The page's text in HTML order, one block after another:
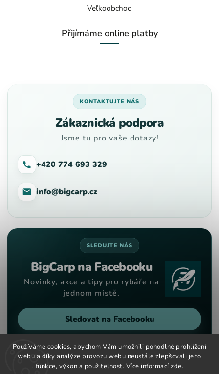
Používáme cookies, abychom Vám umožnili pohodlné prohlížení
webu a díky analýze provozu webu neustále zlepšovali jeho
funkce, výkon a použitelnost. Více informacízde.
Veľkoobchod
Přijímáme online platby
KONTAKTUJTE NÁS
Zákaznická podpora
Jsme tu pro vaše dotazy!
+420 774 693 329
info@bigcarp.cz
SLEDUJTE NÁS
BigCarp na Facebooku
Novinky, akce a tipy pro rybáře na
jednom místě.
Sledovat na Facebooku
Copyright 2026Big Carp. Všechna práva vyhrazena.